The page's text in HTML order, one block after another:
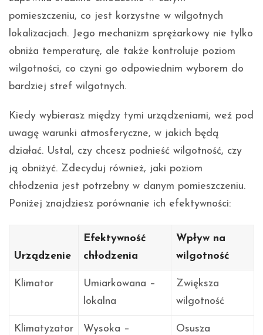
pomieszczeniu, co jest korzystne w wilgotnych
lokalizacjach. Jego mechanizm sprężarkowy nie tylko
obniża temperaturę, ale także kontroluje poziom
wilgotności, co czyni go odpowiednim wyborem do
bardziej stref wilgotnych.
Kiedy wybierasz między tymi urządzeniami, weź pod
uwagę warunki atmosferyczne, w jakich będą
działać. Ustal, czy chcesz podnieść wilgotność, czy
ją obniżyć. Zdecyduj również, jaki poziom
chłodzenia jest potrzebny w danym pomieszczeniu.
Poniżej znajdziesz porównanie ich efektywności:
Urządzenie
Efektywność
chłodzenia
Wpływ na
wilgotność
Klimator
Umiarkowana –
lokalna
Zwiększa
wilgotność
Klimatyzator
Wysoka –
Osusza